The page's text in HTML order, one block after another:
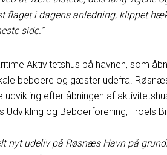
flaget i dagens anledning, klippet
side.”
Aktivitetshus på havnen, som
beboere og gæster udefra.
efter åbningen af
og Beboerforening, Troels
nyt udeliv på Røsnæs Havn på